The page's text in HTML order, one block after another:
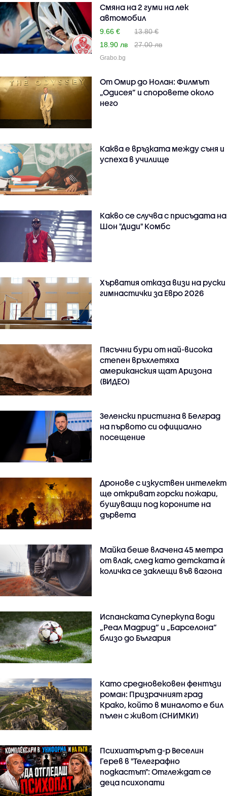
Смяна на 2 гуми на лек
автомобил
9.66 €
13.80 €
18.90 лв
27.00 лв
Grabo.bg
От Омир до Нолан: Филмът
„Одисея” и споровете около
него
Каква е връзката между съня и
успеха в училище
Какво се случва с присъдата на
Шон "Диди" Комбс
Хърватия отказа визи на руски
гимнастички за Евро 2026
Пясъчни бури от най-висока
степен връхлетяха
американския щат Аризона
(ВИДЕО)
Зеленски пристигна в Белград
на първото си официално
посещение
Дронове с изкуствен интелект
ще откриват горски пожари,
бушуващи под короните на
дървета
Майка беше влачена 45 метра
от влак, след като детската ѝ
количка се заклещи във вагона
Испанската Суперкупа води
„Реал Мадрид“ и „Барселона“
близо до България
Като средновековен фентъзи
роман: Призрачният град
Крако, който в миналото е бил
пълен с живот (СНИМКИ)
Психиатърът д-р Веселин
Герев в "Телеграфно
подкастът": Отглеждат се
деца психопати